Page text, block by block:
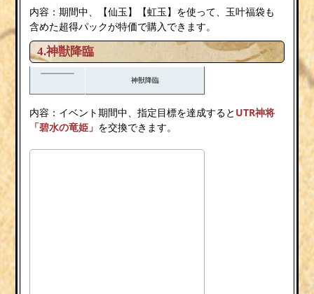
内容：期間中、【仙玉】【虹玉】を使って、玉叶福袋も
含めた超得パックが特価で購入できます。
4.神獣降臨
神獣降臨
内容：イベント期間中、指定目標を達成すると UTR神将
「碧水の竜姫」 を交換できます。